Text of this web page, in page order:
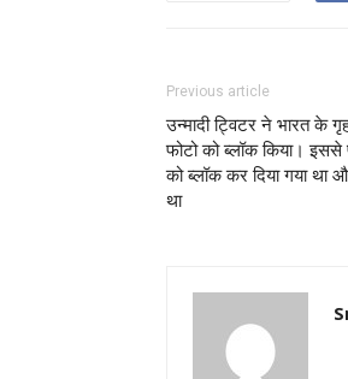
Previous article
उन्मादी ट्विटर ने भारत के
फोटो को ब्लॉक किया। इससे
को ब्लॉक कर दिया गया था
था